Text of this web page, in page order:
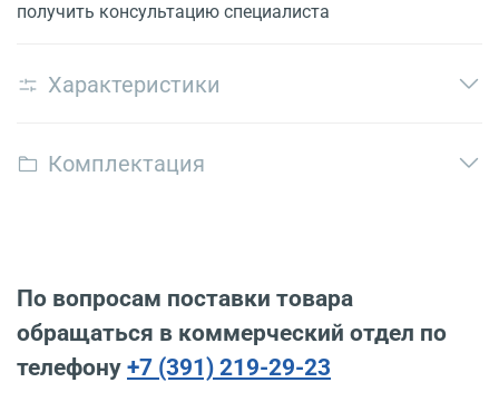
получить консультацию специалиста
Характеристики
Комплектация
По вопросам поставки товара
обращаться в коммерческий отдел по
телефону +7 (391) 219-29-23